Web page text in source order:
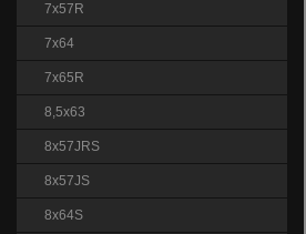
7x57R
7x64
7x65R
8,5x63
8x57JRS
8x57JS
8x64S